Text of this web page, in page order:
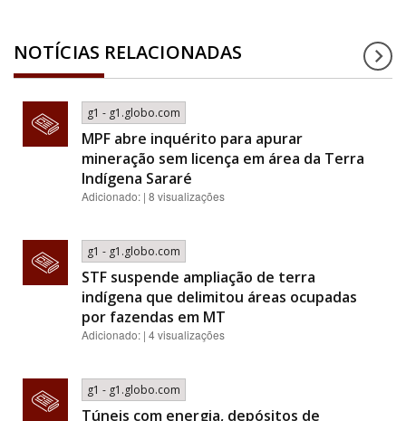
NOTÍCIAS RELACIONADAS
g1 - g1.globo.com
MPF abre inquérito para apurar
mineração sem licença em área da Terra
Indígena Sararé
Adicionado: | 8 visualizações
g1 - g1.globo.com
STF suspende ampliação de terra
indígena que delimitou áreas ocupadas
por fazendas em MT
Adicionado: | 4 visualizações
g1 - g1.globo.com
Túneis com energia, depósitos de